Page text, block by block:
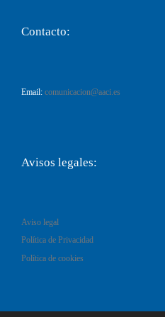
Contacto:
Email: comunicacion@aaci.es
Avisos legales:
Aviso legal
Política de Privacidad
Política de cookies